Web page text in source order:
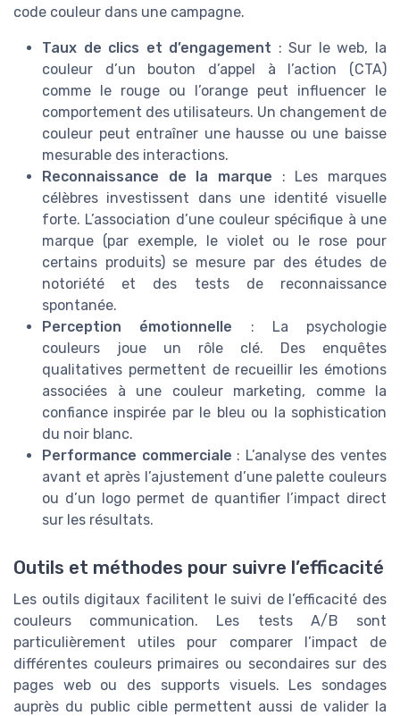
code couleur dans une campagne.
Taux de clics et d’engagement : Sur le web, la
couleur d’un bouton d’appel à l’action (CTA)
comme le rouge ou l’orange peut influencer le
comportement des utilisateurs. Un changement de
couleur peut entraîner une hausse ou une baisse
mesurable des interactions.
Reconnaissance de la marque : Les marques
célèbres investissent dans une identité visuelle
forte. L’association d’une couleur spécifique à une
marque (par exemple, le violet ou le rose pour
certains produits) se mesure par des études de
notoriété et des tests de reconnaissance
spontanée.
Perception émotionnelle : La psychologie
couleurs joue un rôle clé. Des enquêtes
qualitatives permettent de recueillir les émotions
associées à une couleur marketing, comme la
confiance inspirée par le bleu ou la sophistication
du noir blanc.
Performance commerciale : L’analyse des ventes
avant et après l’ajustement d’une palette couleurs
ou d’un logo permet de quantifier l’impact direct
sur les résultats.
Outils et méthodes pour suivre l’efficacité
Les outils digitaux facilitent le suivi de l’efficacité des
couleurs communication. Les tests A/B sont
particulièrement utiles pour comparer l’impact de
différentes couleurs primaires ou secondaires sur des
pages web ou des supports visuels. Les sondages
auprès du public cible permettent aussi de valider la